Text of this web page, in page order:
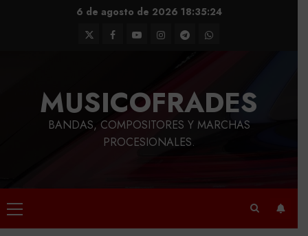
6 de agosto de 2026 18:35:25
TwitterFacebook
YoutubeInstagram
TelegramWhatsApp
MUSICOFRADES
BANDAS, COMPOSITORES Y MARCHAS
PROCESIONALES.
Menú
principal